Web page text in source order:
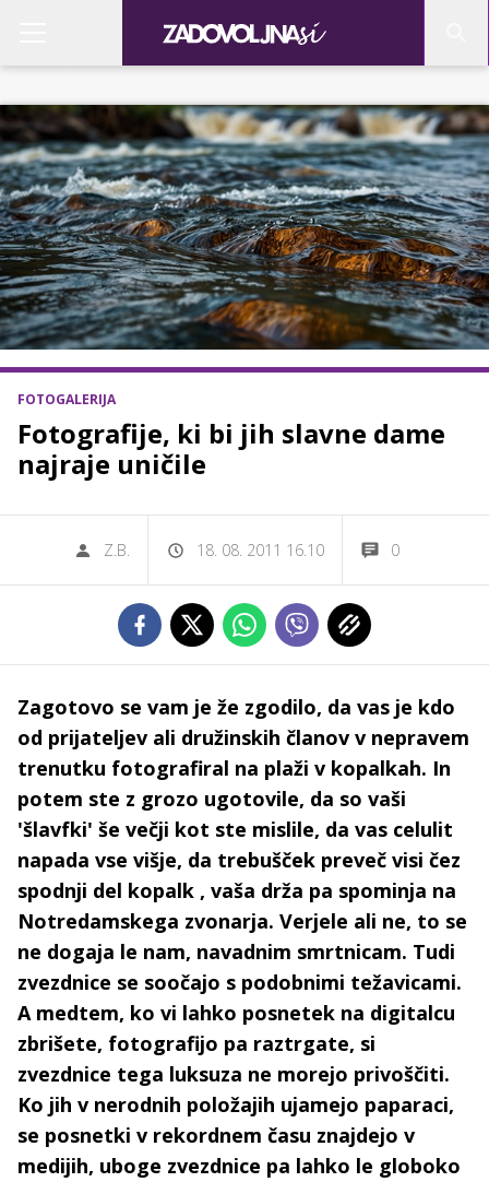
FOTOGALERIJA
Fotografije, ki bi jih slavne dame
najraje uničile
Z.B. 18. 08. 2011 16.10 0
Zagotovo se vam je že zgodilo, da vas je kdo
od prijateljev ali družinskih članov v nepravem
trenutku fotografiral na plaži v kopalkah. In
potem ste z grozo ugotovile, da so vaši
'šlavfki' še večji kot ste mislile, da vas celulit
napada vse višje, da trebušček preveč visi čez
spodnji del kopalk , vaša drža pa spominja na
Notredamskega zvonarja. Verjele ali ne, to se
ne dogaja le nam, navadnim smrtnicam. Tudi
zvezdnice se soočajo s podobnimi težavicami.
A medtem, ko vi lahko posnetek na digitalcu
zbrišete, fotografijo pa raztrgate, si
zvezdnice tega luksuza ne morejo privoščiti.
Ko jih v nerodnih položajih ujamejo paparaci,
se posnetki v rekordnem času znajdejo v
medijih, uboge zvezdnice pa lahko le globoko